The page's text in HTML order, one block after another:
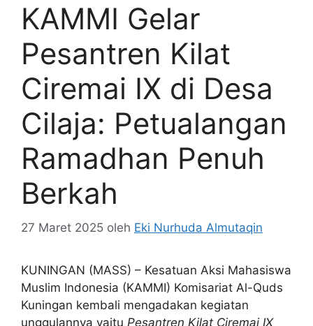
KAMMI Gelar
Pesantren Kilat
Ciremai IX di Desa
Cilaja: Petualangan
Ramadhan Penuh
Berkah
27 Maret 2025 oleh Eki Nurhuda Almutaqin
KUNINGAN (MASS) – Kesatuan Aksi Mahasiswa
Muslim Indonesia (KAMMI) Komisariat Al-Quds
Kuningan kembali mengadakan kegiatan
unggulannya yaitu Pesantren Kilat Ciremai IX